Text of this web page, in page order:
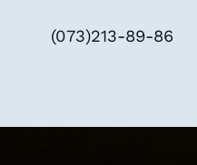
(073)213-89-86